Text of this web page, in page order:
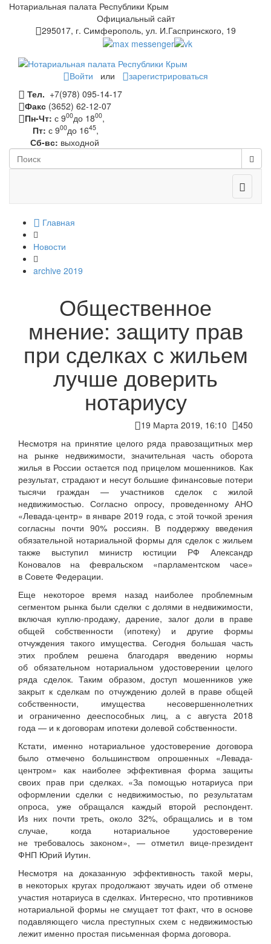
Нотариальная палата Республики Крым
Официальный сайт
295017, г. Симферополь, ул. И.Гаспринского, 19
Войти или
зарегистрироваться
Тел. +7(978) 095-14-17
Факс (3652) 62-12-07
Пн-Чт: с 900до 1800,
Пт: с 900до 1645,
Сб-вс: выходной
Toggle
Главная
Новости
archive 2019
Общественное
мнение: защиту прав
при сделках с жильем
лучше доверить
нотариусу
19 Марта 2019, 16:10
450
Несмотря на принятие целого ряда правозащитных мер
на рынке недвижимости, значительная часть оборота
жилья в России остается под прицелом мошенников. Как
результат, страдают и несут большие финансовые потери
тысячи граждан — участников сделок с жилой
недвижимостью. Согласно опросу, проведенному АНО
«Левада-центр» в январе 2019 года, с этой точкой зрения
согласны почти 90% россиян. В поддержку введения
обязательной нотариальной формы для сделок с жильем
также выступил министр юстиции РФ Александр
Коновалов на февральском «парламентском часе»
в Совете Федерации.
Еще некоторое время назад наиболее проблемным
сегментом рынка были сделки с долями в недвижимости,
включая куплю-продажу, дарение, залог доли в праве
общей собственности (ипотеку) и другие формы
отчуждения такого имущества. Сегодня большая часть
этих проблем решена благодаря введению нормы
об обязательном нотариальном удостоверении целого
ряда сделок. Таким образом, доступ мошенников уже
закрыт к сделкам по отчуждению долей в праве общей
собственности, имущества несовершеннолетних
и ограниченно дееспособных лиц, а с августа 2018
года — и к договорам ипотеки долевой собственности.
Кстати, именно нотариальное удостоверение договора
было отмечено большинством опрошенных «Левада-
центром» как наиболее эффективная форма защиты
своих прав при сделках. «За помощью нотариуса при
оформлении сделки с недвижимостью, по результатам
опроса, уже обращался каждый второй респондент.
Из них почти треть, около 32%, обращались и в том
случае, когда нотариальное удостоверение
не требовалось законом», — отметил вице-президент
ФНП Юрий Иутин.
Несмотря на доказанную эффективность такой меры,
в некоторых кругах продолжают звучать идеи об отмене
участия нотариуса в сделках. Интересно, что противников
нотариальной формы не смущает тот факт, что в основе
подавляющего числа преступных схем с недвижимостью
лежит именно простая письменная форма договора.